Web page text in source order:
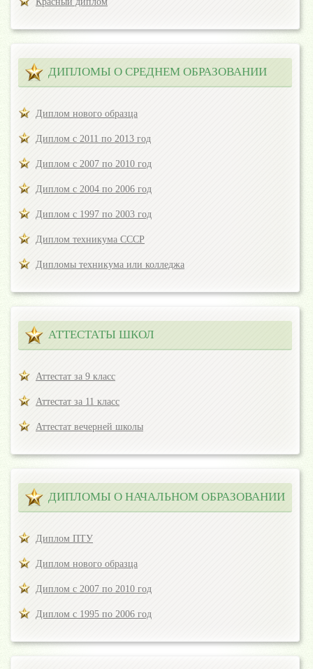
ДИПЛОМЫ О СРЕДНЕМ ОБРАЗОВАНИИ
Диплом нового образца
Диплом с 2011 по 2013 год
Диплом с 2007 по 2010 год
Диплом с 2004 по 2006 год
Диплом с 1997 по 2003 год
Диплом техникума СССР
Дипломы техникума или колледжа
АТТЕСТАТЫ ШКОЛ
Аттестат за 9 класс
Аттестат за 11 класс
Аттестат вечерней школы
ДИПЛОМЫ О НАЧАЛЬНОМ ОБРАЗОВАНИИ
Диплом ПТУ
Диплом нового образца
Диплом с 2007 по 2010 год
Диплом с 1995 по 2006 год